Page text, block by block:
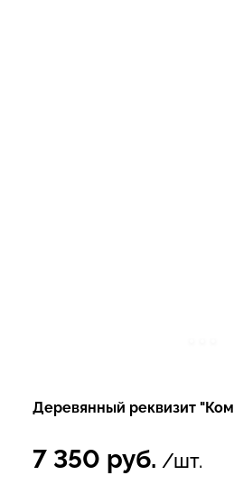
Деревянный реквизит
7 350 руб. /шт.